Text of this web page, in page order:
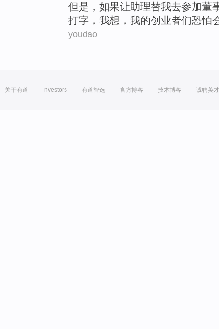
但是 ， 如果让助理替我去参加董
打字 ，我想，我的创业者们恐怕
youdao
关于有道 Investors 有道智选 官方博客 技术博客 诚聘英才